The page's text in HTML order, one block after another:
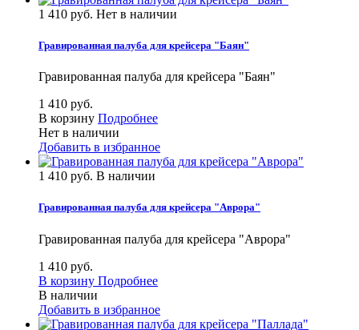
1 410 руб. Нет в наличии
Гравированная палуба для крейсера "Баян"
Гравированная палуба для крейсера "Баян"
1 410 руб.
В корзину Подробнее
Нет в наличии
Добавить в избранное
1 410 руб. В наличии
Гравированная палуба для крейсера "Аврора"
Гравированная палуба для крейсера "Аврора"
1 410 руб.
В корзину Подробнее
В наличии
Добавить в избранное